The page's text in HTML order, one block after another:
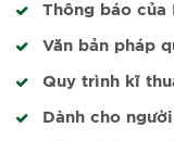
Thông báo của
Văn bản pháp
Quy trình kĩ
Dành cho